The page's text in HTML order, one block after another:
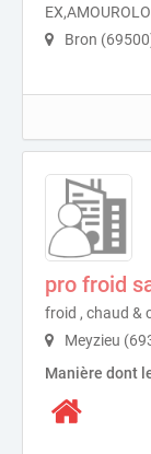
Bron
pro froid
froid , chaud &
Meyzieu
Manière dont